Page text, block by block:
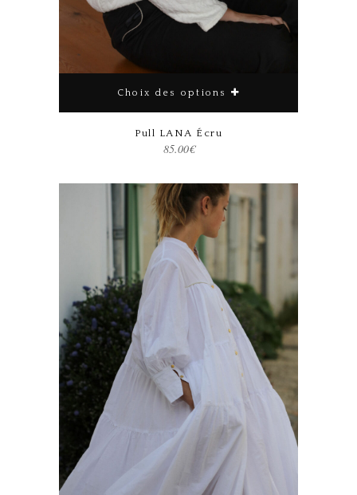
Choix des options
Pull LANA Écru
85.00€
Ce produit a plusieurs variations. Les options peuvent être choisies sur la page du produit